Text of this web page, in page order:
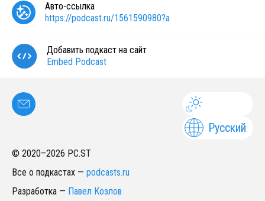
Авто-ссылка
https://podcast.ru/1561590980?a
Добавить подкаст на сайт
Embed Podcast
Русский
© 2020–2026 PC.ST
Все о подкастах — podcasts.ru
Разработка — Павел Козлов